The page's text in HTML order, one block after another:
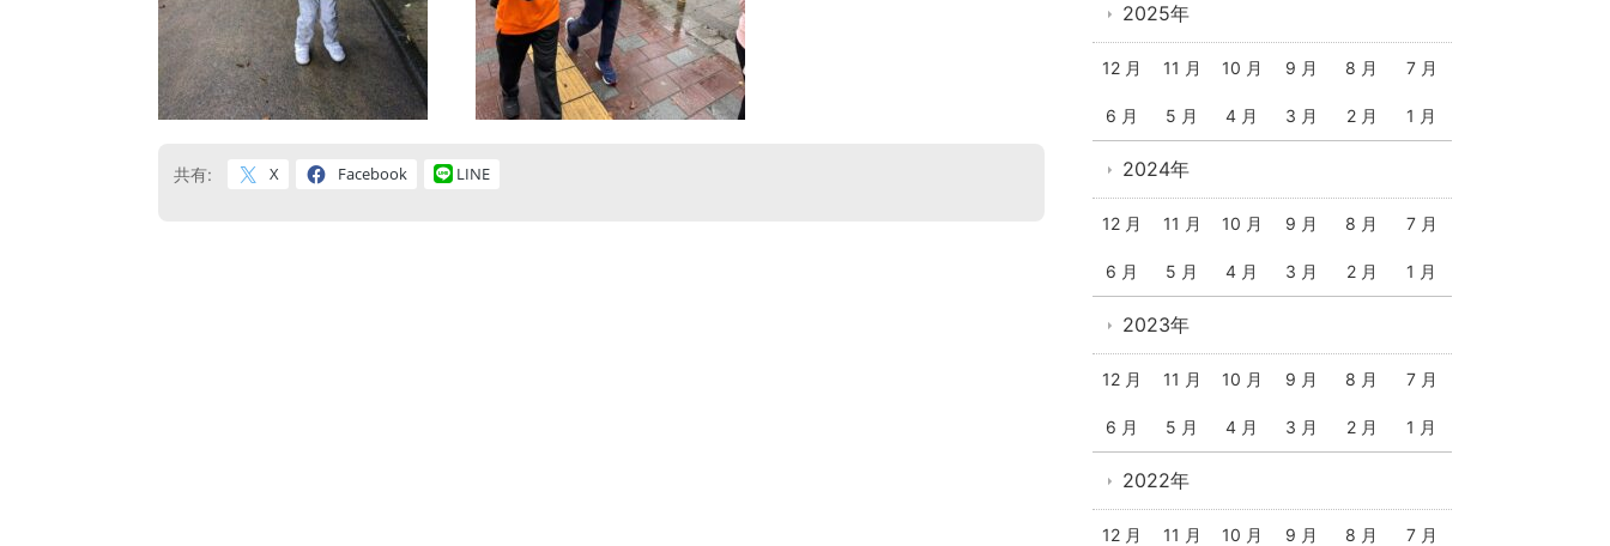
共有: X Facebook LINE
2025年
12 月 11 月 10 月 9 月 8 月 7 月
6 月 5 月 4 月 3 月 2 月 1 月
2024年
12 月 11 月 10 月 9 月 8 月 7 月
6 月 5 月 4 月 3 月 2 月 1 月
2023年
12 月 11 月 10 月 9 月 8 月 7 月
6 月 5 月 4 月 3 月 2 月 1 月
2022年
12 月 11 月 10 月 9 月 8 月 7 月